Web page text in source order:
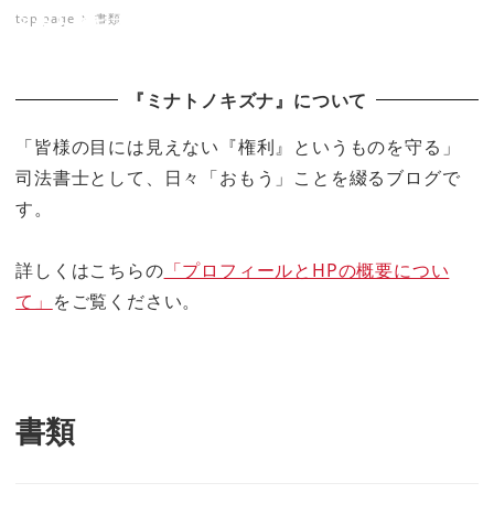
ミナトノキズナ
top page 書類
『ミナトノキズナ』について
「皆様の目には見えない『権利』というものを守る」
司法書士として、日々「おもう」ことを綴るブログで
す。
詳しくはこちらの 「プロフィールとHPの概要につい
て」 をご覧ください。
書類